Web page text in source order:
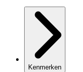
Kenmerken